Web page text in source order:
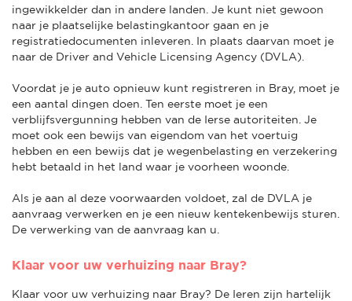
ingewikkelder dan in andere landen. Je kunt niet gewoon
naar je plaatselijke belastingkantoor gaan en je
registratiedocumenten inleveren. In plaats daarvan moet je
naar de Driver and Vehicle Licensing Agency (DVLA).
Voordat je je auto opnieuw kunt registreren in Bray, moet je
een aantal dingen doen. Ten eerste moet je een
verblijfsvergunning hebben van de Ierse autoriteiten. Je
moet ook een bewijs van eigendom van het voertuig
hebben en een bewijs dat je wegenbelasting en verzekering
hebt betaald in het land waar je voorheen woonde.
Als je aan al deze voorwaarden voldoet, zal de DVLA je
aanvraag verwerken en je een nieuw kentekenbewijs sturen.
De verwerking van de aanvraag kan u.
Klaar voor uw verhuizing naar Bray?
Klaar voor uw verhuizing naar Bray? De Ieren zijn hartelijk